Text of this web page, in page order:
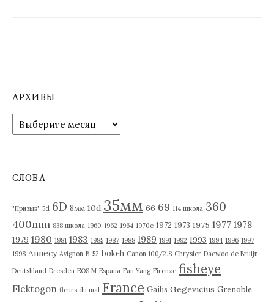
АРХИВЫ
р
в
СЛОВА
"Призыв" 5d 6D 8мм 10d 35мм 66 69 114 школа 360
400mm 838 школа 1960 1962 1964 1970е 1972 1973 1975 1977 1978
1979 1980 1981 1983 1985 1987 1988 1989 1991 1992 1993 1994 1996 1997
1998 Annecy Avignon B-52 bokeh Canon 100/2.8 Chrysler Daewoo de Bruijn
Deutshland Dresden EOS M Espana Fan Yang Firenze fisheye
Flektogon fleurs du mal France Gailis Gegevicius Grenoble